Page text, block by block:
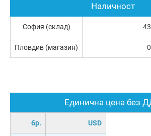
Единична цена без
бр. USD
Наличност
София (склад)
Пловдив (магазин) 0